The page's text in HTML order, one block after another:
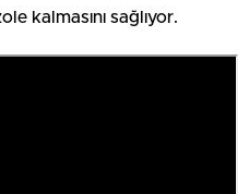
kalmasını sağlıyor.